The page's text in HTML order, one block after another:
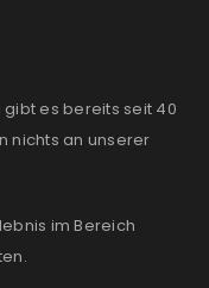
eröffnen und
es bereits seit 40
nichts an unserer
im Bereich